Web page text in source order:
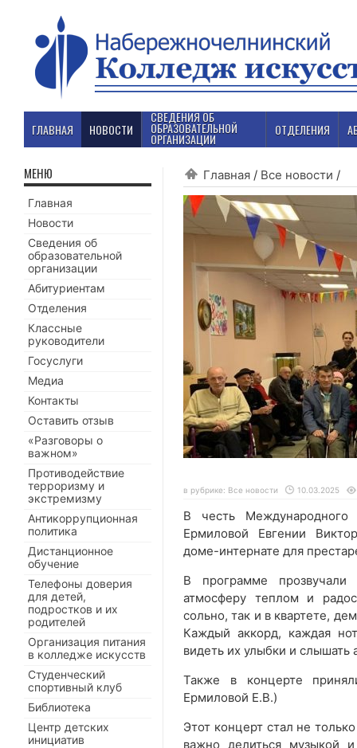
ГЛАВНАЯ НОВОСТИ
СВЕДЕНИЯ ОБ
ОБРАЗОВАТЕЛЬНОЙ
ОРГАНИЗАЦИИ
ОТДЕЛЕНИЯ
Главная / Все новости /
в рубрике: Все новости 10.03.2025
В честь
Ермиловой Евгении
доме-интернате для
В программе прозвучали
атмосферу теплом и
сольно, так и в квартете,
Каждый аккорд, каждая
видеть их улыбки и слышать
Также в концерте
Ермиловой Е.В.)
Этот концерт стал не
важно делиться музыкой
МЕНЮ
Главная
Новости
Сведения об
образовательной
организации
Абитуриентам
Отделения
Классные
руководители
Госуслуги
Медиа
Контакты
Оставить отзыв
«Разговоры о
важном»
Противодействие
терроризму и
экстремизму
Антикоррупционная
политика
Дистанционное
обучение
Телефоны доверия
для детей,
подростков и их
родителей
Организация питания
в колледже искусств
Студенческий
спортивный клуб
Библиотека
Центр детских
инициатив